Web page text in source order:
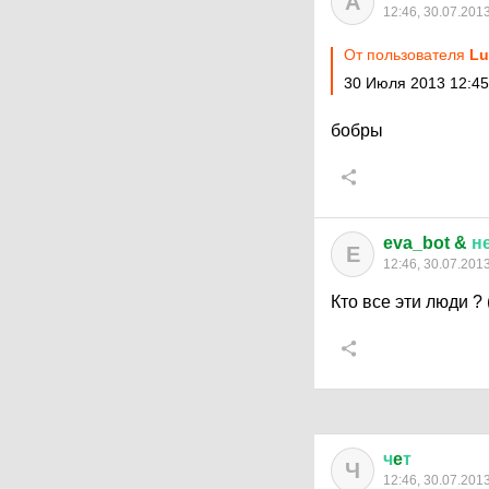
12:46, 30.07.2013
От пользователя
30 Июля 2013 12:45
бобры
E eva_bot &
12:46, 30.07.2013
Кто все эти люди ?
Ч чeт
12:46, 30.07.2013